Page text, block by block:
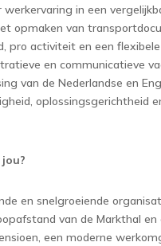
werkervaring in een
opmaken van
pro activiteit en een
en communicatieve
van de Nederlandse en
oplossingsgerichtheid
en snelgroeiende
van de Markthal
een moderne